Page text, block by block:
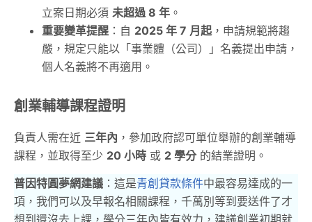
立案日期必須 未超過 8 年 。
重要變革提醒 ：自 2025 年 7 月起，申請規範將趨
嚴，規定只能以「事業體（公司）」名義提出申請，
個人名義將不再適用。
創業輔導課程證明
負責人需在近 三年內 ，參加政府認可單位舉辦的創業輔導
課程，並取得至少 20 小時 或 2 學分的結業證明。
普因特圓夢網建議 ：這是青創貸款條件中最容易達成的一
項，我們可以及早報名相關課程，千萬別等到要送件了才